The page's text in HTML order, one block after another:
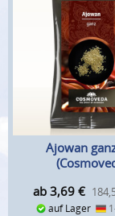
Ajowan
ab 3,69 €
auf Lager